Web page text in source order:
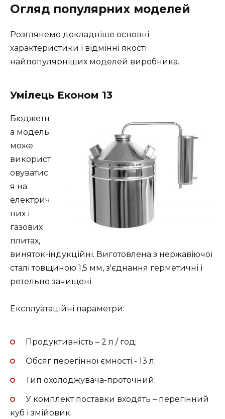
Огляд популярних моделей
Розглянемо докладніше основні
характеристики і відмінні якості
найпопулярніших моделей виробника.
Умілець Економ 13
Бюджетн
а модель
може
використ
овуватис
я на
електрич
них і
газових
плитах,
виняток-індукційні. Виготовлена з нержавіючої
сталі товщиною 1,5 мм, з'єднання герметичні і
ретельно зачищені.
Експлуатаційні параметри:
Продуктивність – 2 л / год;
Обсяг перегінної ємності - 13 л;
Тип охолоджувача-проточний;
У комплект поставки входять – перегінний
куб і змійовик.